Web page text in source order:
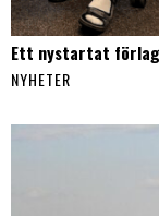
Ett nystartat
NYHETER